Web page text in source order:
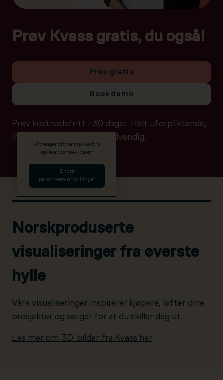
Prøv Kvass gratis, du også!
Prøv gratis
Book demo
Prøv kostnadsfritt i 30 dager. Helt uforpliktende,
ingen betalingsdetaljer nødvendig.
Vi trenger ditt samtykke for å
spille av denne videoen
Endre
personverninnstillinger
Norskproduserte
visualiseringer fra øverste
hylle
Våre visualiseringer inspirerer kjøpere, løfter dine
prosjekter og sørger for at du skiller deg ut.
Les mer om 3D-bilder fra Kvass her